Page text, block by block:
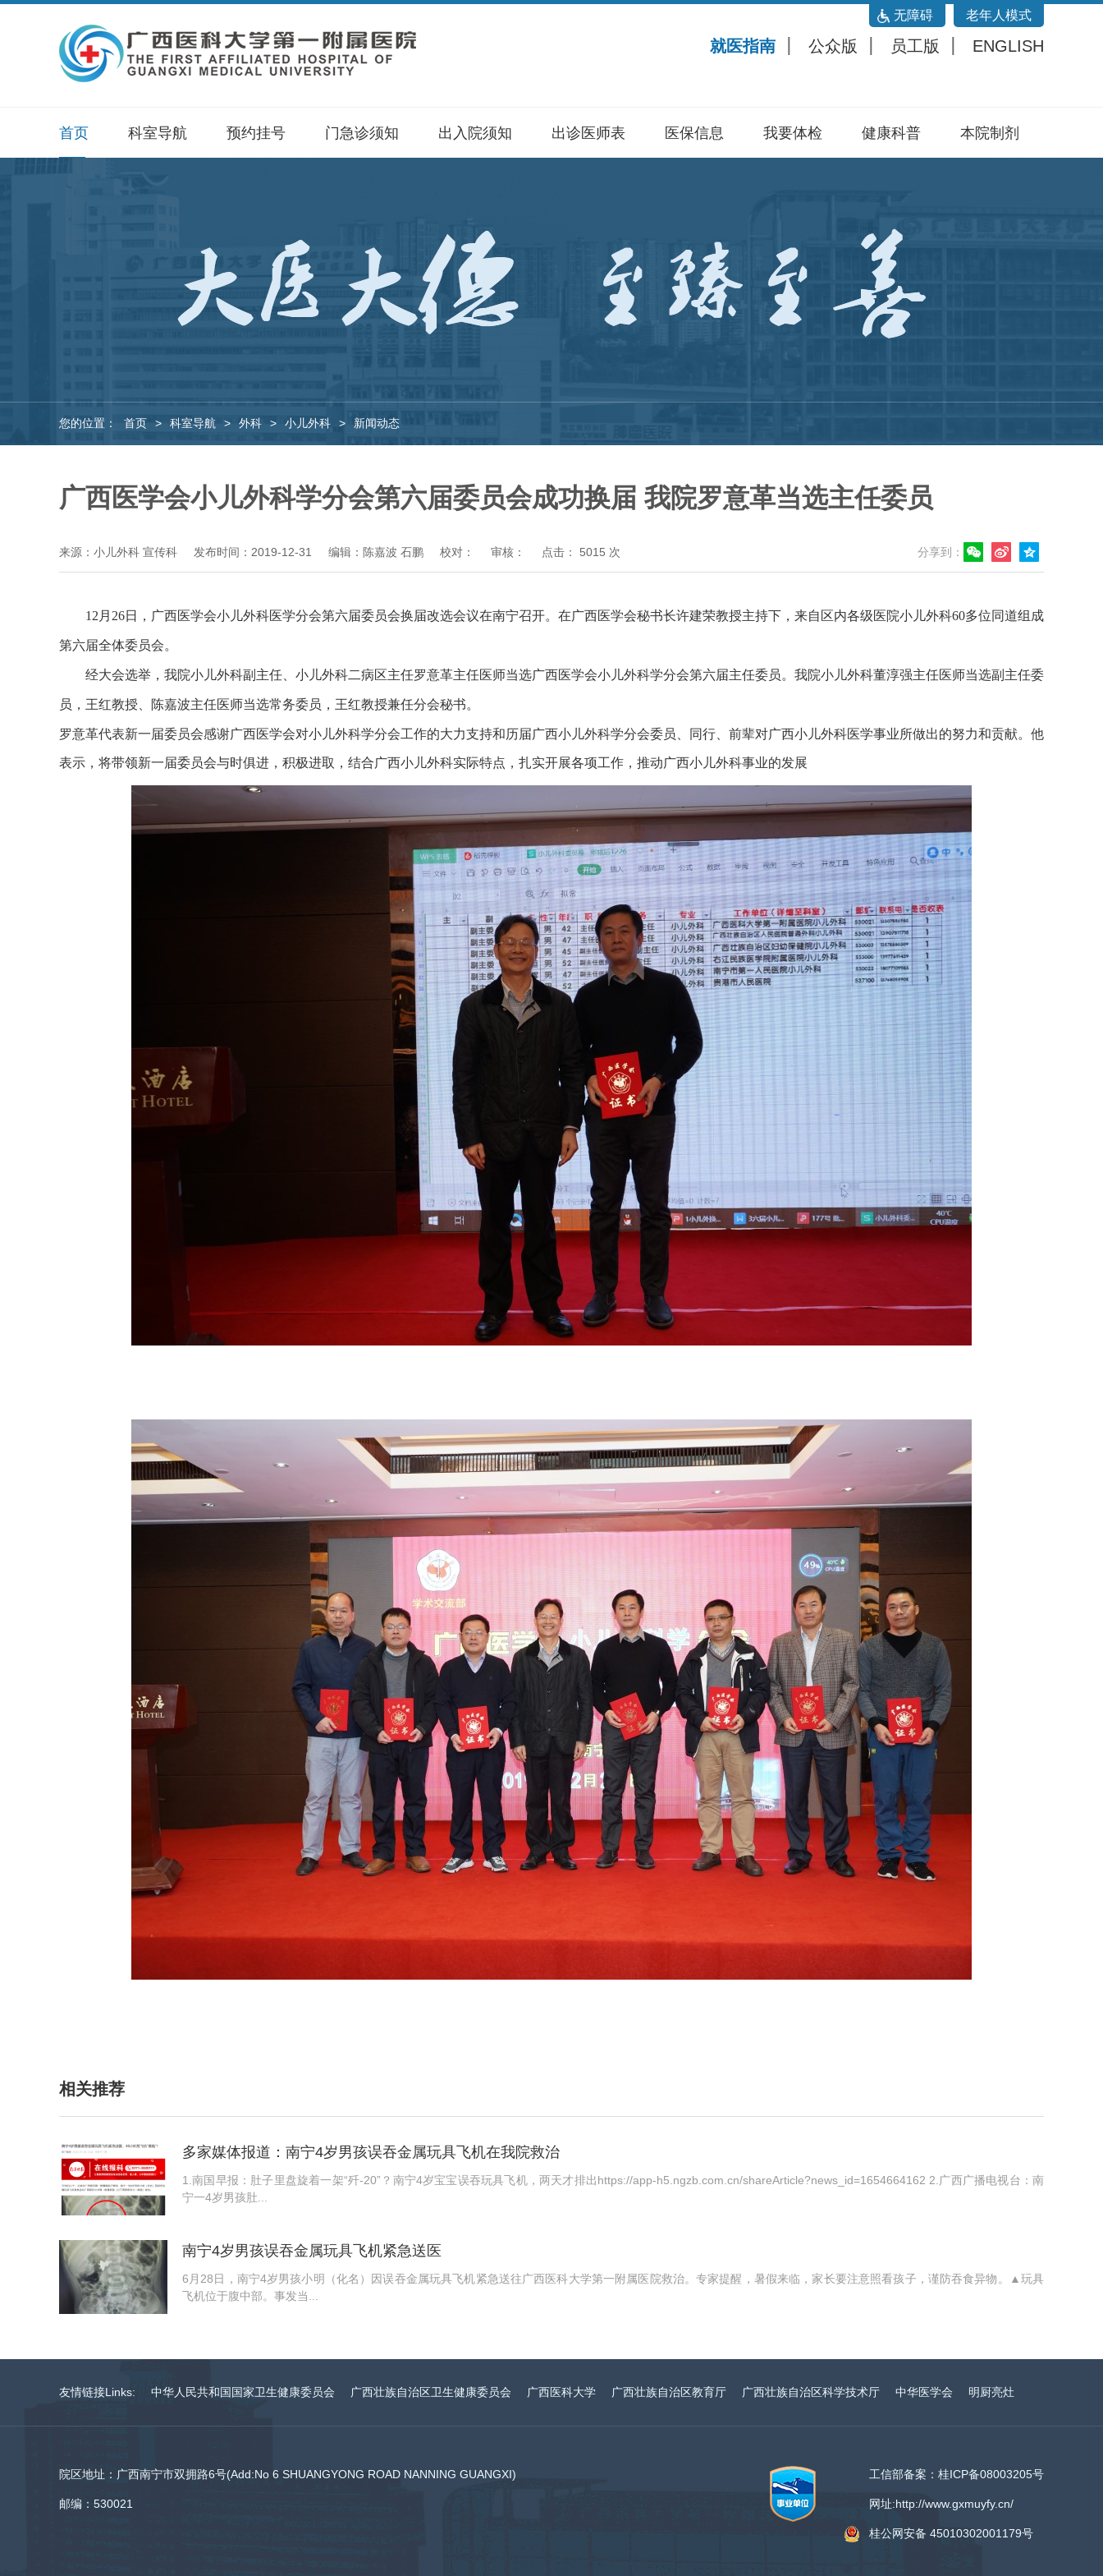
无障碍 老年人模式
就医指南 公众版 员工版 ENGLISH
首页 科室导航 预约挂号 门急诊须知 出入院须知 出诊医师表 医保信息 我要体检 健康科普 本院制剂
您的位置： 首页 > 科室导航 > 外科 > 小儿外科 > 新闻动态
广西医学会小儿外科学分会第六届委员会成功换届 我院罗意革当选主任委员
来源：小儿外科 宣传科 发布时间：2019-12-31 编辑：陈嘉波 石鹏 校对： 审核： 点击： 5015 次 分享到：
12 月 26日，广西医学会小儿外科医学分会第六届委员会换届改选会议在南宁召开。在广西医学会秘书长许建荣教授主持下，来自区内各级医院小儿外科60多位同道组成
第六届全体委员会。
经大会选举，我院小儿外科副主任、小儿外科二病区主任罗意革主任医师当选广西医学会小儿外科学分会第六届主任委员。我院小儿外科董淳强主任医师当选副主任委
员，王红教授、陈嘉波主任医师当选常务委员，王红教授兼任分会秘书。
罗意革代表新一届委员会感谢广西医学会对小儿外科学分会工作的大力支持和历届广西小儿外科学分会委员、同行、前辈对广西小儿外科医学事业所做出的努力和贡献。他
表示，将带领新一届委员会与时俱进，积极进取，结合广西小儿外科实际特点，扎实开展各项工作，推动广西小儿外科事业的发展
相关推荐
多家媒体报道：南宁4岁男孩误吞金属玩具飞机在我院救治
1.南国早报：肚子里盘旋着一架“歼-20”？南宁4岁宝宝误吞玩具飞机，两天才排出https://app-h5.ngzb.com.cn/shareArticle?news_id=1654664162 2.广西广播电视台：南
宁一4岁男孩肚...
南宁4岁男孩误吞金属玩具飞机紧急送医
6月28日，南宁4岁男孩小明（化名）因误吞金属玩具飞机紧急送往广西医科大学第一附属医院救治。专家提醒，暑假来临，家长要注意照看孩子，谨防吞食异物。▲玩具
飞机位于腹中部。事发当...
友情链接Links: 中华人民共和国国家卫生健康委员会 广西壮族自治区卫生健康委员会 广西医科大学 广西壮族自治区教育厅 广西壮族自治区科学技术厅 中华医学会 明厨亮灶
院区地址：广西南宁市双拥路6号(Add:No 6 SHUANGYONG ROAD NANNING GUANGXI)
邮编：530021
工信部备案：桂ICP备08003205号
网址:http://www.gxmuyfy.cn/
桂公网安备 45010302001179号